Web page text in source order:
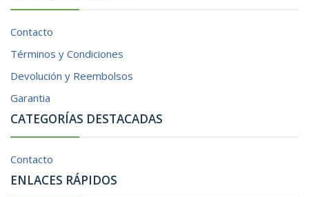
Contacto
Términos y Condiciones
Devolución y Reembolsos
Garantia
CATEGORÍAS DESTACADAS
Contacto
ENLACES RÁPIDOS